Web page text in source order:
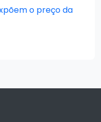
o preço da